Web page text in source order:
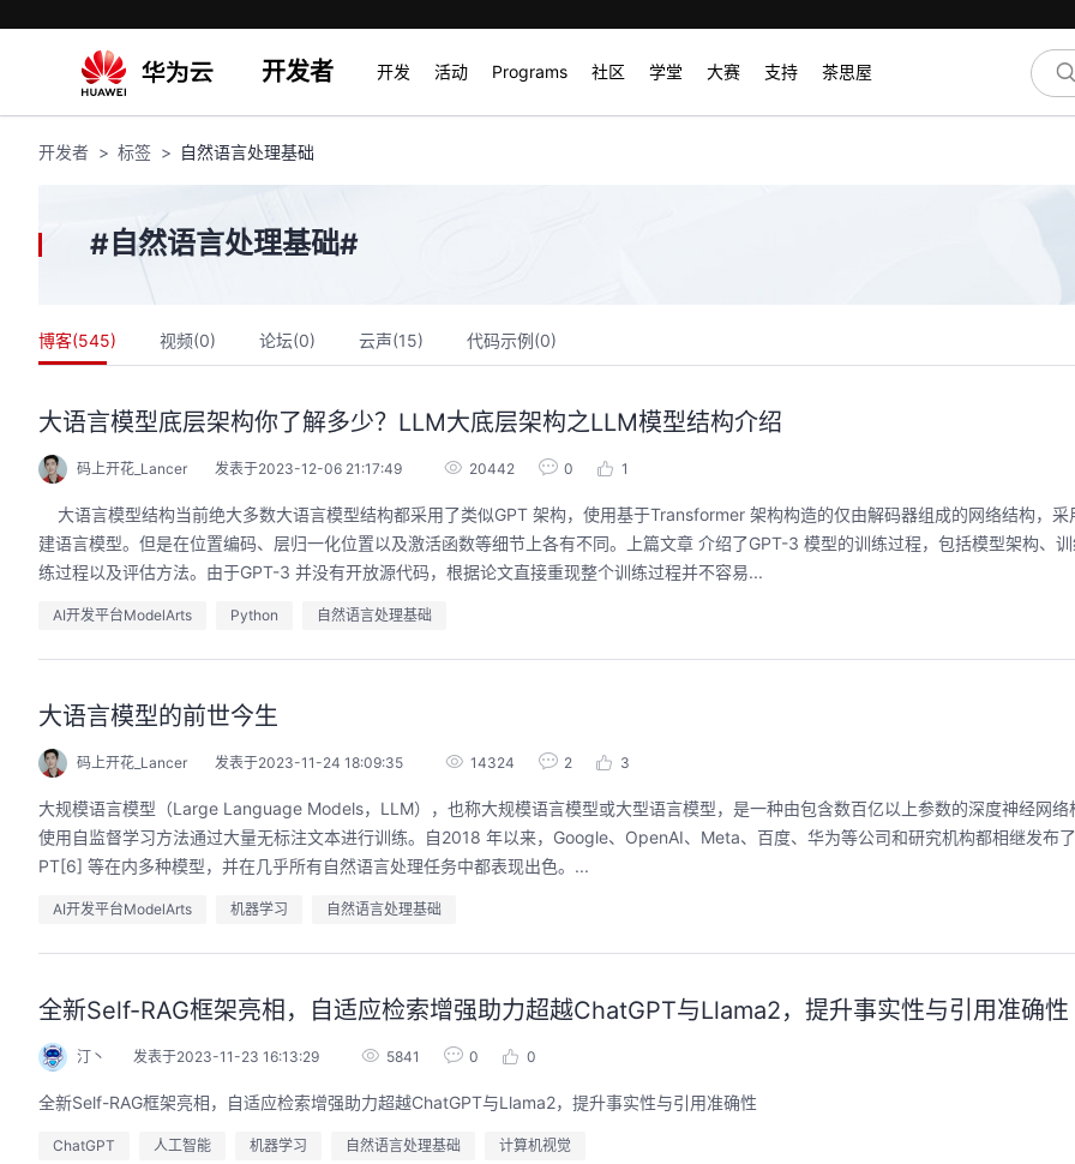
开发者 开发 活动 Programs 社区 学堂 大赛 支持 茶思屋
开发者 标签 自然语言处理基础
#自然语言处理基础#
博客(545) 视频(0) 论坛(0) 云声(15) 代码示例(0)
大语言模型底层架构你了解多少？LLM大底层架构之LLM模型结构介绍
码上开花_Lancer 发表于2023-12-06 21:17:49 20442 0 1
大语言模型结构当前绝大多数大语言模型结构都采用了类似GPT 架构，使用基于Transformer 架构构造的仅由解码器组成的网络结构，采
建语言模型。但是在位置编码、层归一化位置以及激活函数等细节上各有不同。上篇文章 介绍了GPT-3 模型的训练过程，包括模型架构、
练过程以及评估方法。由于GPT-3 并没有开放源代码，根据论文直接重现整个训练过程并不容易...
AI开发平台ModelArts Python 自然语言处理基础
大语言模型的前世今生
码上开花_Lancer 发表于2023-11-24 18:09:35 14324 2 3
大规模语言模型（Large Language Models，LLM），也称大规模语言模型或大型语言模型，是一种由包含数百亿以上参数的深度神经网络
使用自监督学习方法通过大量无标注文本进行训练。自2018 年以来，Google、OpenAI、Meta、百度、华为等公司和研究机构都相继发布
PT[6] 等在内多种模型，并在几乎所有自然语言处理任务中都表现出色。...
AI开发平台ModelArts 机器学习 自然语言处理基础
全新Self-RAG框架亮相，自适应检索增强助力超越ChatGPT与Llama2，提升事实性与引用准确性
汀丶 发表于2023-11-23 16:13:29 5841 0 0
全新Self-RAG框架亮相，自适应检索增强助力超越ChatGPT与Llama2，提升事实性与引用准确性
ChatGPT 人工智能 机器学习 自然语言处理基础 计算机视觉
林华鼎-华为云AI开发者运营负责人
程，只教用AI · 零代码、有产出、能带走、可炫
耀 · 每课人人动手实操
kill市场安装专家技能，带
求，开发，审查，重构全